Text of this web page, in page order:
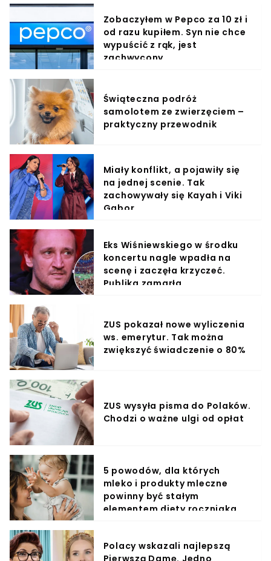
Zobaczyłem w Pepco za 10 zł i
od razu kupiłem. Syn nie chce
wypuścić z rąk, jest
zachwycony
Świąteczna podróż
samolotem ze zwierzęciem –
praktyczny przewodnik
Miały konflikt, a pojawiły się
na jednej scenie. Tak
zachowywały się Kayah i Viki
Gabor
Eks Wiśniewskiego w środku
koncertu nagle wpadła na
scenę i zaczęła krzyczeć.
Publika zamarła
ZUS pokazał nowe wyliczenia
ws. emerytur. Tak można
zwiększyć świadczenie o 80%
ZUS wysyła pisma do Polaków.
Chodzi o ważne ulgi od opłat
5 powodów, dla których
mleko i produkty mleczne
powinny być stałym
elementem diety roczniaka
Polacy wskazali najlepszą